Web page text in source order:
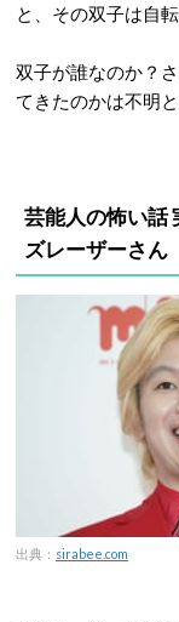
と、その双子は自
双子が誰なのか？
てきたのかは不明と
芸能人の怖い
ズレーザーさ
出典： sirabee.com